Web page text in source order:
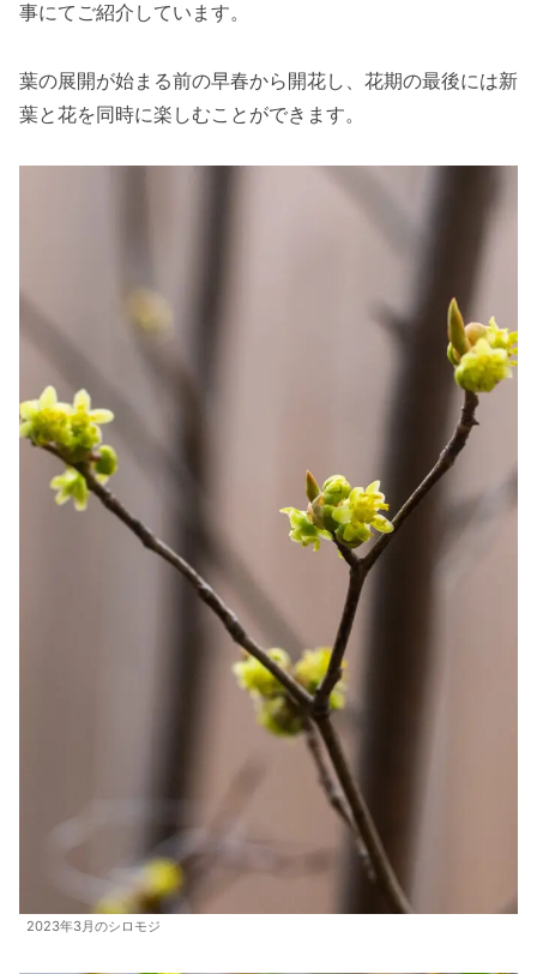
事にてご紹介しています。
葉の展開が始まる前の早春から開花し、花期の最後には新
葉と花を同時に楽しむことができます。
2023年3月のシロモジ